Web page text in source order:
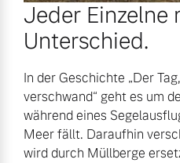
Jeder Einzelne
Unterschied.
In der Geschichte „Der
verschwand“ geht es um
während eines
Meer fällt. Daraufhin
wird durch Müllberge